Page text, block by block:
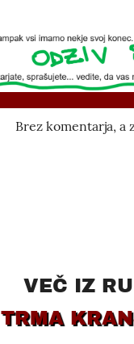
Brez komentarja, a
VEČ IZ
TRMA